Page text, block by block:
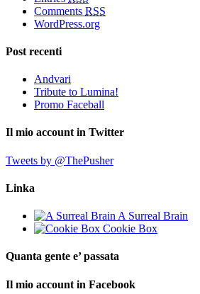
Comments RSS
WordPress.org
Post recenti
Andvari
Tribute to Lumina!
Promo Faceball
Il mio account in Twitter
Tweets by @ThePusher
Linka
A Surreal Brain
Cookie Box
Quanta gente e’ passata
Il mio account in Facebook